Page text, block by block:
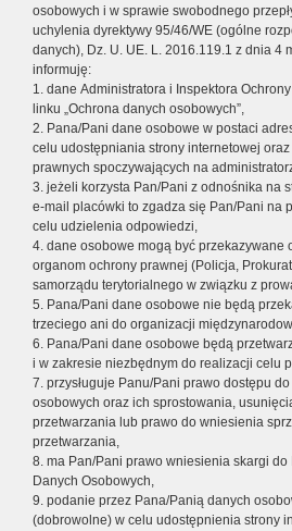
osobowych i w sprawie swobodnego
uchylenia dyrektywy 95/46/WE (ogólne
danych), Dz. U. UE. L. 2016.119.1 z dnia 4
informuję:
1. dane Administratora i Inspektora
linku „Ochrona danych osobowych”,
2. Pana/Pani dane osobowe w postaci
celu udostępniania strony internetowej
prawnych spoczywających na
3. jeżeli korzysta Pan/Pani z odnośnika na
e-mail placówki to zgadza się Pan/Pani na
celu udzielenia odpowiedzi,
4. dane osobowe mogą być przekazywane
organom ochrony prawnej (Policja,
samorządu terytorialnego w związku z
5. Pana/Pani dane osobowe nie będą
trzeciego ani do organizacji
6. Pana/Pani dane osobowe będą
i w zakresie niezbędnym do realizacji celu
7. przysługuje Panu/Pani prawo dostępu
osobowych oraz ich sprostowania,
przetwarzania lub prawo do wniesienia
przetwarzania,
8. ma Pan/Pani prawo wniesienia skargi
Danych Osobowych,
9. podanie przez Pana/Panią danych
(dobrowolne) w celu udostępnienia strony